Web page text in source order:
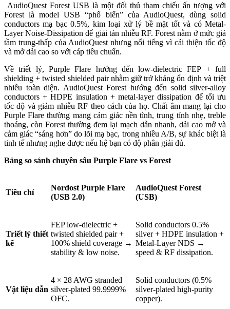
AudioQuest Forest USB là một đối thủ tham chiếu ấn tượng với
Forest là model USB “phổ biến” của AudioQuest, dùng solid
conductors mạ bạc 0.5%, kim loại xử lý bề mặt tốt và có Metal-
Layer Noise-Dissipation để giải tán nhiễu RF. Forest nằm ở mức giá
tầm trung-thấp của AudioQuest nhưng nổi tiếng vì cải thiện tốc độ
và mở dải cao so với cáp tiêu chuẩn.
Về triết lý, Purple Flare hướng đến low-dielectric FEP + full
shielding + twisted shielded pair nhằm giữ trở kháng ổn định và triệt
nhiễu toàn diện. AudioQuest Forest hướng đến solid silver-alloy
conductors + HDPE insulation + metal-layer dissipation để tối ưu
tốc độ và giảm nhiễu RF theo cách của họ. Chất âm mang lại cho
Purple Flare thường mang cảm giác nền tĩnh, trung tính nhẹ, treble
thoáng, còn Forest thường đem lại mạch dẫn nhanh, dải cao mở và
cảm giác “sáng hơn” do lõi mạ bạc, trong nhiều A/B, sự khác biệt là
tinh tế nhưng nghe được nếu hệ bạn có độ phân giải đủ.
Bảng so sánh chuyên sâu Purple Flare vs Forest
Tiêu chí
Nordost Purple Flare
(USB 2.0)
AudioQuest Forest
(USB)
Triết lý thiết
kế
FEP low-dielectric +
twisted shielded pair +
100% shield coverage →
stability & low noise.
Solid conductors 0.5%
silver + HDPE insulation +
Metal-Layer NDS →
speed & RF dissipation.
Vật liệu dẫn
4 × 28 AWG stranded
silver-plated 99.9999%
OFC.
Solid conductors (0.5%
silver-plated high-purity
copper).